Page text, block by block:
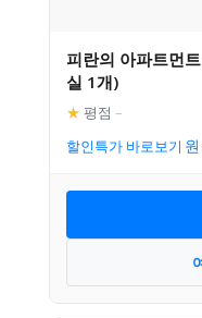
피란의 아파트먼
실 1개)
★ 평점 –
할인특가 바로보기